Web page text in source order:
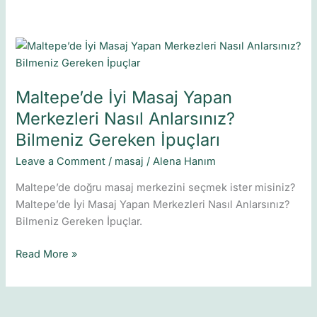
Maltepe’de İyi Masaj Yapan
Merkezleri Nasıl Anlarsınız?
Bilmeniz Gereken İpuçları
Leave a Comment / masaj / Alena Hanım
Maltepe’de doğru masaj merkezini seçmek ister misiniz?
Maltepe’de İyi Masaj Yapan Merkezleri Nasıl Anlarsınız?
Bilmeniz Gereken İpuçlar.
Maltepe’de
İyi
Yapan
Merkezleri
Nasıl
Anlarsınız?
Bilmeniz
Gereken
İpuçları
Read More »